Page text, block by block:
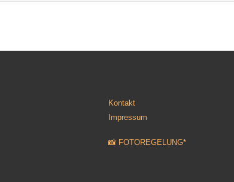
Kontakt
Impressum
📸 FOTOREGELUNG*